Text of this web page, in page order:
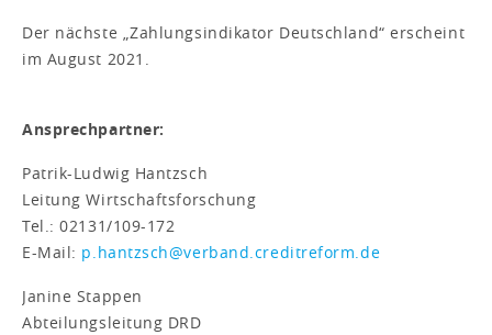
Der nächste „Zahlungsindikator Deutschland“ erscheint
im August 2021.
Ansprechpartner:
Patrik-Ludwig Hantzsch
Leitung Wirtschaftsforschung
Tel.: 02131/109-172
E-Mail: p.hantzsch@verband.creditreform.de
Janine Stappen
Abteilungsleitung DRD